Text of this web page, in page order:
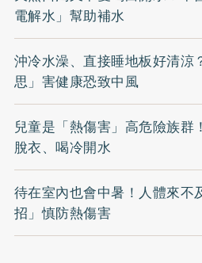
電解水」幫助補水
沖冷水澡、直接睡地板好清涼
思」害健康恐致中風
兒童是「熱傷害」高危險族群
脫衣、喝冷開水
待在室內也會中暑！人體來
招」慎防熱傷害